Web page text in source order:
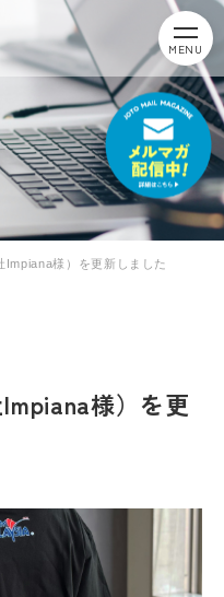
MENU
Impiana様）を更新しました
様）を更